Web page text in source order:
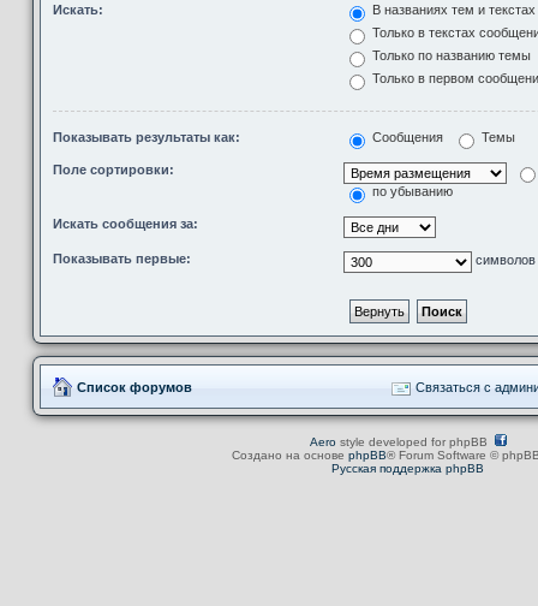
Искать:
В названиях тем и
Только в текстах
Только по названию темы
Только в первом
Показывать результаты как: Сообщения Темы
Поле сортировки:
по убыванию
Искать сообщения за:
Показывать первые:
Список форумов Связаться с
Aerostyle developed for phpBB
Создано на основе phpBB® Forum Software ©
Русская поддержка phpBB